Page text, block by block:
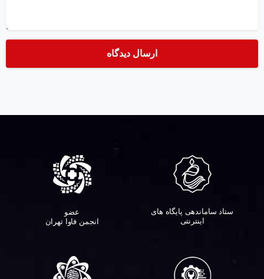
ستاد ساماندهی پایگاه های
اینترنتی
عضو
انجمن فاوا تهران